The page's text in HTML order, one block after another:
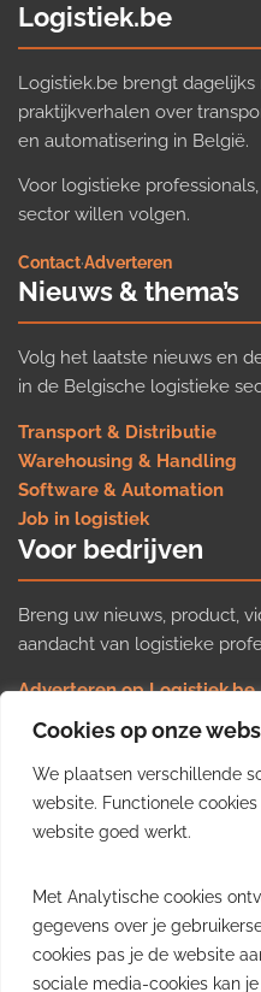
Cookies op onze
We plaatsen verschillende
website. Functionele
website goed werkt.
Met Analytische cookies
gegevens over je
cookies pas je de website
sociale media-cookies kan
Logistiek.be
Logistiek.be brengt
praktijkverhalen over
en automatisering in België.
Voor logistieke
sector willen volgen.
Contact·Adverteren
Nieuws & thema’s
Volg het laatste nieuws en
in de Belgische logistieke
Transport & Distributie
Warehousing & Handling
Software & Automation
Job in logistiek
Voor bedrijven
Breng uw nieuws, product,
aandacht van logistieke
Adverteren op Logistiek.be
Nieuws insturen
Uw video op Logistiek.TV
Job plaatsen
Gratis wekelijkse
inzichten uit de Belgische